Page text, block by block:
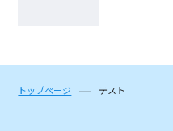
トップページ テスト